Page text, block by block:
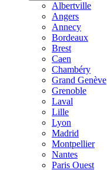
Albertville
Angers
Annecy
Bordeaux
Brest
Caen
Chambéry
Grand Genève
Grenoble
Laval
Lille
Lyon
Madrid
Montpellier
Nantes
Paris Ouest